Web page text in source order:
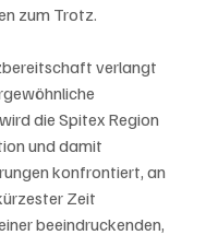
zum Trotz.
verlangt
die Spitex Region
und damit
konfrontiert, an
Zeit
beeindruckenden,